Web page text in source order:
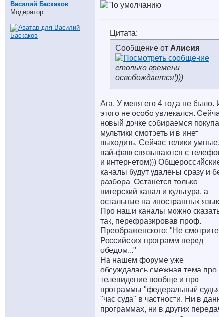
Василий Баскаков
Модератор
Цитата:
Сообщение от Алисия
столько времени
освобождается!)))
Ага. У меня его 4 года не было.
этого не особо увлекался.
новый дочке собираемся
мультики смотреть и в инет
выходить. Сейчас телики
вай-фаю связываются с
и интернетом)))
каналы будут удалены сразу и
разбора. Останется только
питерский канал и культура, а
остальные на иностранных
Про наши каналы можно
так, перефразировав проф.
Преображенского: "Не смотрите
Российских программ перед
обедом..."
На нашем форуме уже
обсуждалась смежная тема про
телевидение вообще и про
программы "федеральный
"час суда" в частности. Ни в
программах, ни в других